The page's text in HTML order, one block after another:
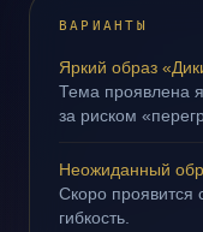
ВАРИАНТЫ
Яркий образ
Тема проявлена
за риском
Неожиданный
Скоро проявится
гибкость.